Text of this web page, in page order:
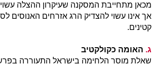
מכאן מתחייבת המסקנה שעיקרון ההצלה עשוי
אך אינו עשוי להצדיק הרג אזרחים האנוסים
קטינים.
ג. האומה כקולקטיב
שאלת מוסר הלחימה בישראל התעוררה